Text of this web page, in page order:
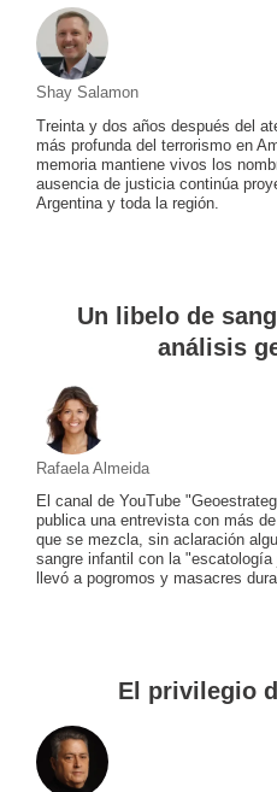
Shay Salamon
Treinta y dos años después del
más profunda del terrorismo en
memoria mantiene vivos los
ausencia de justicia continúa
Argentina y toda la región.
Un libelo de
análisis
Rafaela Almeida
El canal de YouTube
publica una entrevista con más
que se mezcla, sin aclaración
sangre infantil con la
llevó a pogromos y masacres
El privilegio